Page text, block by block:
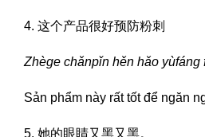
4. 这个产品很好预防粉刺
Zhège chǎnpǐn hěn hǎo yùfáng
Sản phẩm này rất tốt để ngăn
5. 她的眼睛又黑又黑。